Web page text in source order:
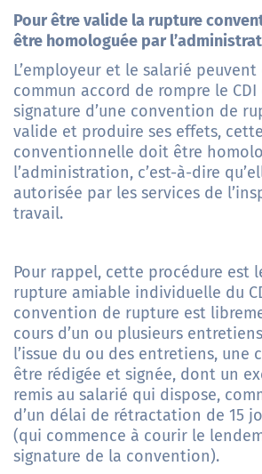
Pour être valide la rupture
être homologuée par
L’employeur et le salarié peuvent
commun accord de rompre le
signature d’une convention de
valide et produire ses effets,
conventionnelle doit être
l’administration, c’est-à-dire
autorisée par les services de
travail.
Pour rappel, cette procédure est
rupture amiable individuelle du
convention de rupture est
cours d’un ou plusieurs
l’issue du ou des entretiens,
être rédigée et signée, dont un
remis au salarié qui dispose,
d’un délai de rétractation de 15
(qui commence à courir le
signature de la convention).